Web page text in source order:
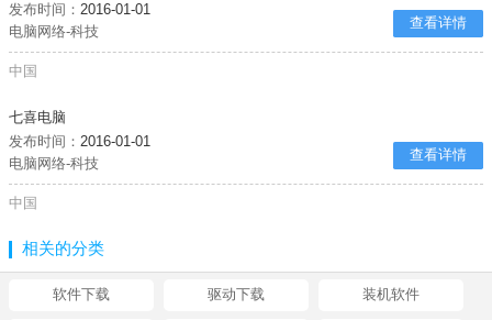
发布时间：2016-01-01
电脑网络-科技
查看详情
中国
七喜电脑
发布时间：2016-01-01
电脑网络-科技
查看详情
中国
相关的分类
软件下载 驱动下载 装机软件